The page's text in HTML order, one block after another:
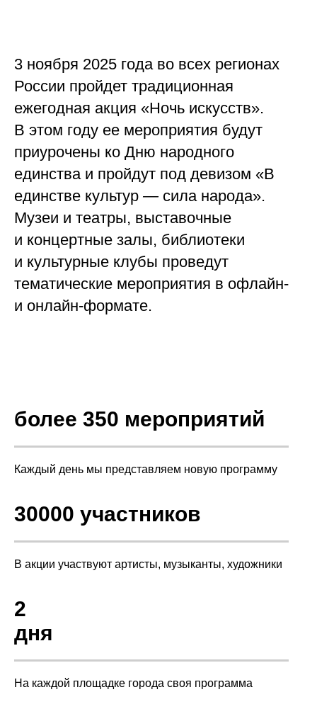
3 ноября 2025 года во всех регионах
России пройдет традиционная
ежегодная акция «Ночь искусств».
В этом году ее мероприятия будут
приурочены ко Дню народного
единства и пройдут под девизом «В
единстве культур — сила народа».
Музеи и театры, выставочные
и концертные залы, библиотеки
и культурные клубы проведут
тематические мероприятия в офлайн-
и онлайн-формате.
более 350 мероприятий
Каждый день мы представляем новую программу
30000 участников
В акции участвуют артисты, музыканты, художники
2
дня
На каждой площадке города своя программа